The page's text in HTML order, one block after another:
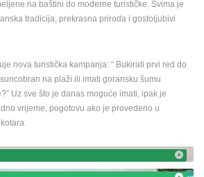
na baštini do moderne turističke. Svima je
tradicija, prekrasna priroda i gostoljubivi
nova turistička kampanja: “ Bukirati prvi red do
na plaži ili imati goransku šumu
Uz sve što je danas moguće imati, ipak je
vrijeme, pogotovu ako je provedeno u